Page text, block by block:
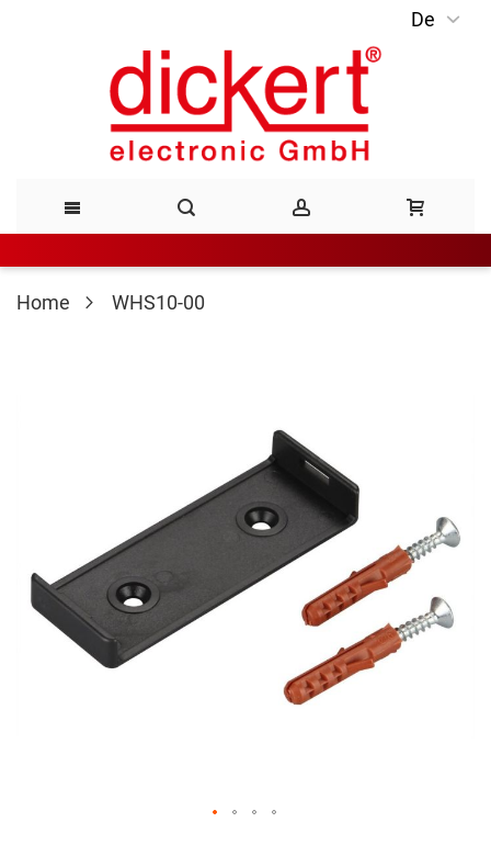
De
Inhalt
Home WHS10-00